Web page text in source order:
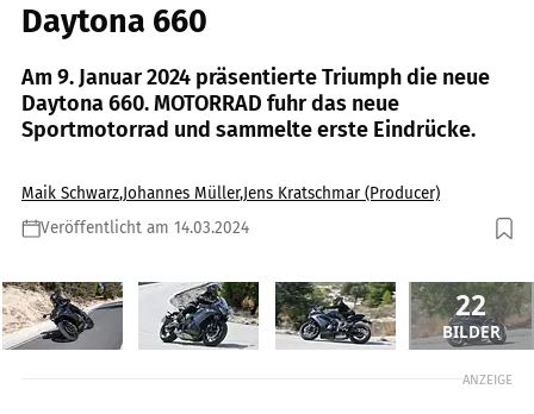
Daytona 660
Am 9. Januar 2024 präsentierte Triumph die neue
Daytona 660. MOTORRAD fuhr das neue
Sportmotorrad und sammelte erste Eindrücke.
Maik Schwarz,Johannes Müller,Jens Kratschmar (Producer)
Veröffentlicht am 14.03.2024
22
BILDER
ANZEIGE